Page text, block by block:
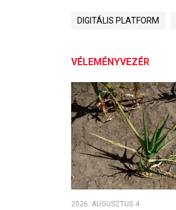
DIGITÁLIS PLATFORM
VÉLEMÉNYVEZÉR
2026. AUGUSZTUS 4.